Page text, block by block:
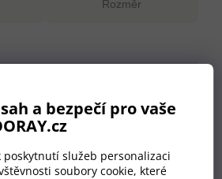
a bezpečí pro vaše
poskytnutí služeb personalizaci
soubory cookie, které
Rozměr
162×68×30 mm
240 g
CN